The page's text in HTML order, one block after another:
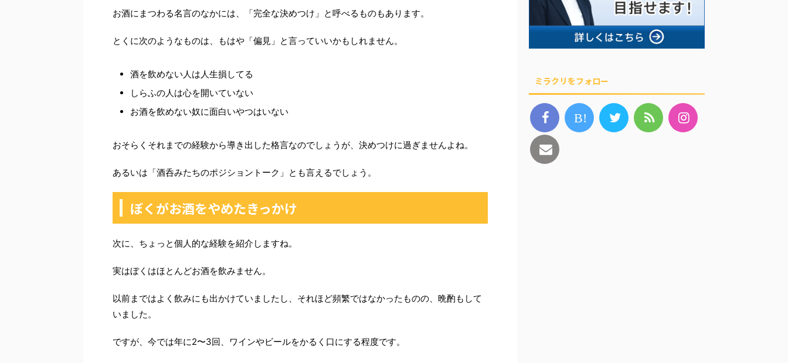
お酒にまつわる名言のなかには、「完全な決めつけ」と呼べるものもあります。
とくに次のようなものは、もはや「偏見」と言っていいかもしれません。
酒を飲めない人は人生損してる
しらふの人は心を開いていない
お酒を飲めない奴に面白いやつはいない
おそらくそれまでの経験から導き出した格言なのでしょうが、決めつけに過ぎませんよね。
あるいは「酒呑みたちのポジショントーク」とも言えるでしょう。
ぼくがお酒をやめたきっかけ
次に、ちょっと個人的な経験を紹介しますね。
実はぼくはほとんどお酒を飲みません。
以前まではよく飲みにも出かけていましたし、それほど頻繁ではなかったものの、晩酌もして
いました。
ですが、今では年に2〜3回、ワインやビールをかるく口にする程度です。
ミラクリをフォロー
B!